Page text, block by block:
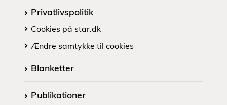
Privatlivspolitik
Cookies på star.dk
Ændre samtykke til cookies
Blanketter
Publikationer